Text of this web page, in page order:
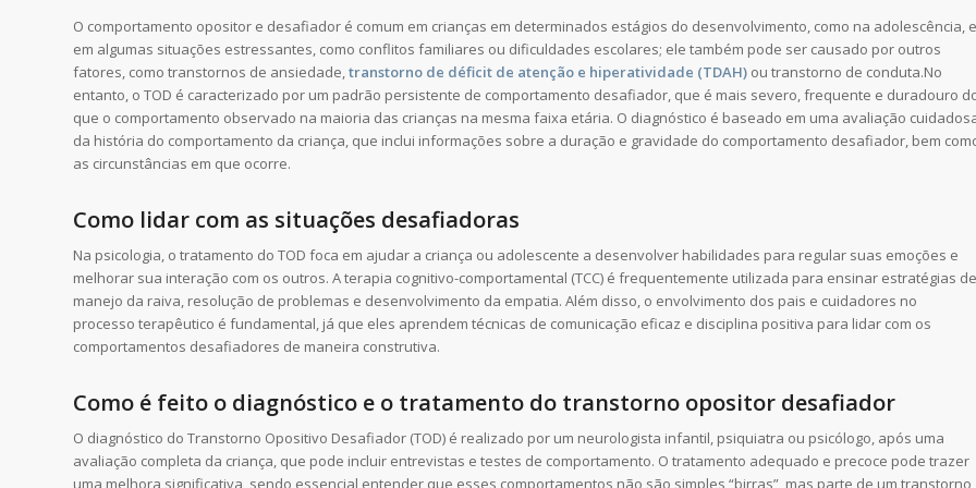
O comportamento opositor e desafiador é comum em crianças em determinados estágios do desenvolvimento, como na adolescência, e
em algumas situações estressantes, como conflitos familiares ou dificuldades escolares; ele também pode ser causado por outros
fatores, como transtornos de ansiedade,transtorno de déficit de atenção e hiperatividade (TDAH) ou transtorno de conduta.No
entanto, o TOD é caracterizado por um padrão persistente de comportamento desafiador, que é mais severo, frequente e duradouro
que o comportamento observado na maioria das crianças na mesma faixa etária. O diagnóstico é baseado em uma avaliação
da história do comportamento da criança, que inclui informações sobre a duração e gravidade do comportamento desafiador, bem
as circunstâncias em que ocorre.
Como lidar com as situações desafiadoras
Na psicologia, o tratamento do TOD foca em ajudar a criança ou adolescente a desenvolver habilidades para regular suas emoções e
melhorar sua interação com os outros. A terapia cognitivo-comportamental (TCC) é frequentemente utilizada para ensinar estratégias de
manejo da raiva, resolução de problemas e desenvolvimento da empatia. Além disso, o envolvimento dos pais e cuidadores no
processo terapêutico é fundamental, já que eles aprendem técnicas de comunicação eficaz e disciplina positiva para lidar com os
comportamentos desafiadores de maneira construtiva.
Como é feito o diagnóstico e o tratamento do transtorno opositor desafiador
O diagnóstico do Transtorno Opositivo Desafiador (TOD) é realizado por um neurologista infantil, psiquiatra ou psicólogo, após uma
avaliação completa da criança, que pode incluir entrevistas e testes de comportamento. O tratamento adequado e precoce pode trazer
uma melhora significativa, sendo essencial entender que esses comportamentos não são simples “birras”, mas parte de um transtorno